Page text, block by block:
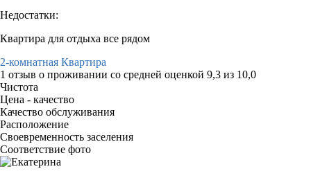
Недостатки:
Квартира для отдыха все рядом
2-комнатная Квартира
1 отзыв о проживании со средней оценкой 9,3 из 10,0
Чистота
Цена - качество
Качество обслуживания
Расположение
Своевременность заселения
Соответствие фото